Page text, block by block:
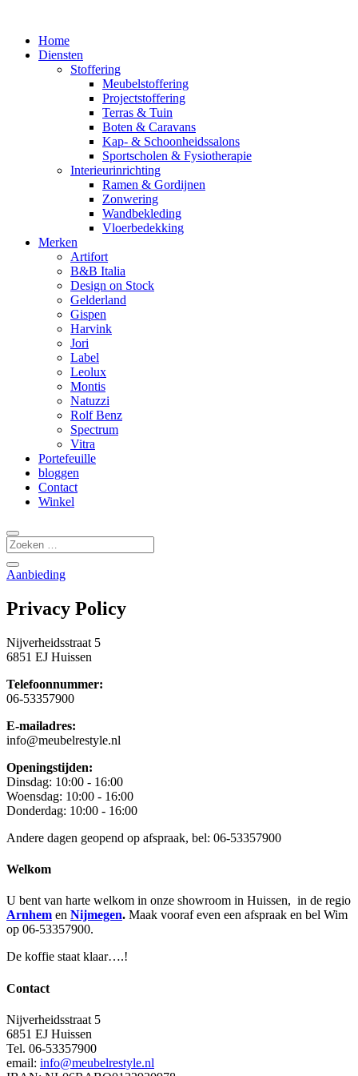
Home
Diensten
Stoffering
Meubelstoffering
Projectstoffering
Terras & Tuin
Boten & Caravans
Kap- & Schoonheidssalons
Sportscholen & Fysiotherapie
Interieurinrichting
Ramen & Gordijnen
Zonwering
Wandbekleding
Vloerbedekking
Merken
Artifort
B&B Italia
Design on Stock
Gelderland
Gispen
Harvink
Jori
Label
Leolux
Montis
Natuzzi
Rolf Benz
Spectrum
Vitra
Portefeuille
bloggen
Contact
Winkel
Aanbieding
Privacy Policy
Nijverheidsstraat 5
6851 EJ Huissen
Telefoonnummer:
06-53357900
E-mailadres:
info@meubelrestyle.nl
Openingstijden:
Dinsdag: 10:00 - 16:00
Woensdag: 10:00 - 16:00
Donderdag: 10:00 - 16:00
Andere dagen geopend op afspraak, bel: 06-53357900
Welkom
U bent van harte welkom in onze showroom in Huissen, in de regio
Arnhem en Nijmegen. Maak vooraf even een afspraak en bel Wim
op 06-53357900.
De koffie staat klaar….!
Contact
Nijverheidsstraat 5
6851 EJ Huissen
Tel. 06-53357900
email: info@meubelrestyle.nl